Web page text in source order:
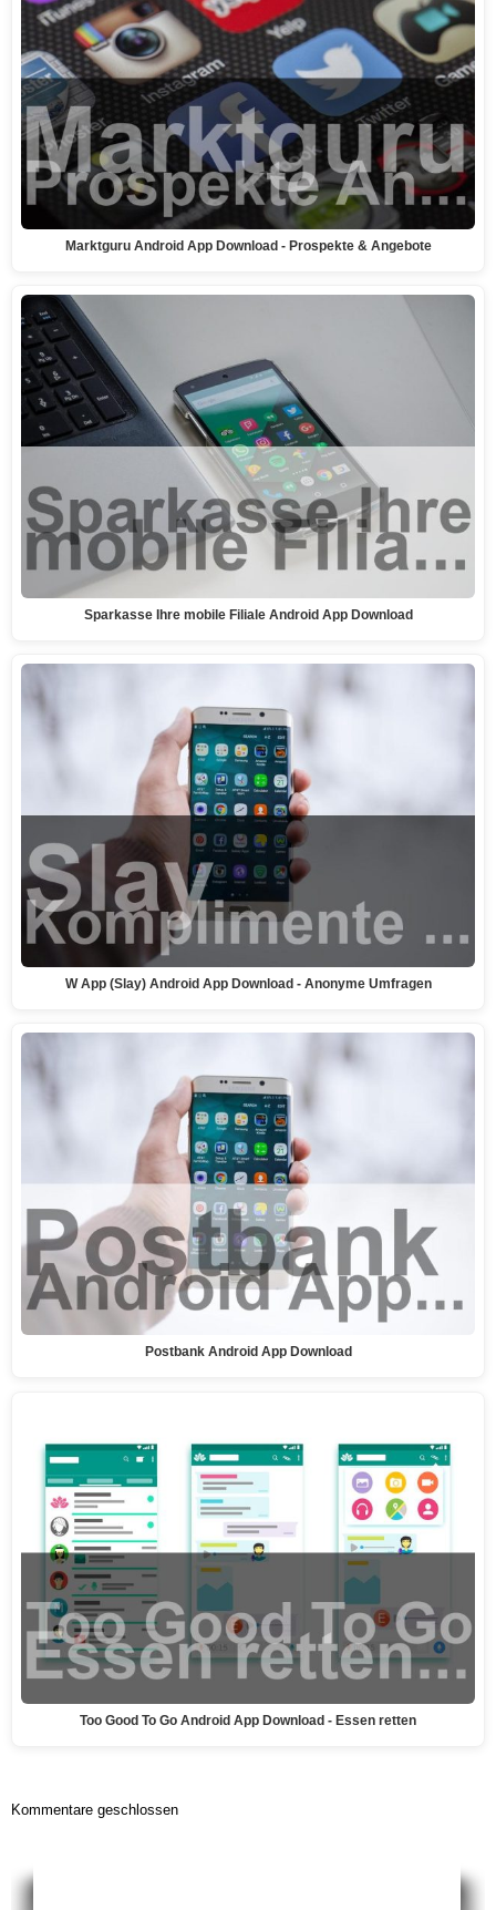
Marktguru Android App Download - Prospekte & Angebote
Sparkasse Ihre mobile Filiale Android App Download
W App (Slay) Android App Download - Anonyme Umfragen
Postbank Android App Download
Too Good To Go Android App Download - Essen retten
Kommentare geschlossen